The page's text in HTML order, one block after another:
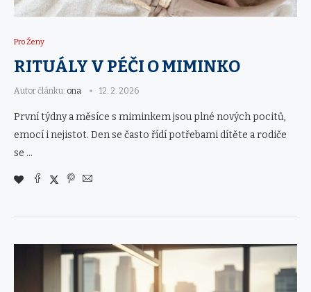
Pro Ženy
RITUÁLY V PÉČI O MIMINKO
Autor článku: ona 12. 2. 2026
První týdny a měsíce s miminkem jsou plné nových pocitů,
emocí i nejistot. Den se často řídí potřebami dítěte a rodiče
se …